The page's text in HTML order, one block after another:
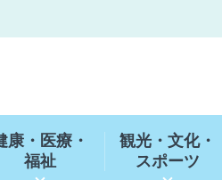
康・医療・
福祉
観光・文化・
スポーツ